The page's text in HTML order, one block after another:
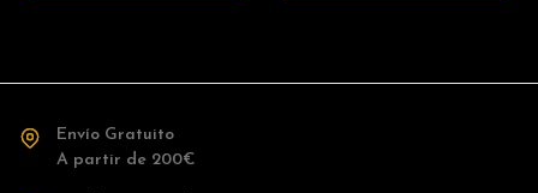
Envío Gratuito
A partir de 200€